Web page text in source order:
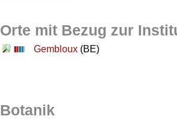
Orte mit Bezug zur
Gembloux (BE)
Botanik